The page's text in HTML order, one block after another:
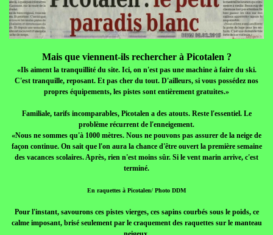
Mais que viennent-ils rechercher à Picotalen ?
«Ils aiment la tranquillité du site. Ici, on n'est pas une machine à faire du ski.
C'est tranquille, reposant. Et pas cher du tout. D'ailleurs, si vous possédez nos
propres équipements, les pistes sont entièrement gratuites.»
Familiale, tarifs incomparables, Picotalen a des atouts. Reste l'essentiel. Le
problème récurrent de l'enneigement.
«Nous ne sommes qu'à 1000 mètres. Nous ne pouvons pas assurer de la neige de
façon continue. On sait que l'on aura la chance d'être ouvert la première semaine
des vacances scolaires. Après, rien n'est moins sûr. Si le vent marin arrive, c'est
terminé.
En raquettes à Picotalen/ Photo DDM
Pour l'instant, savourons ces pistes vierges, ces sapins courbés sous le poids, ce
calme imposant, brisé seulement par le craquement des raquettes sur le manteau